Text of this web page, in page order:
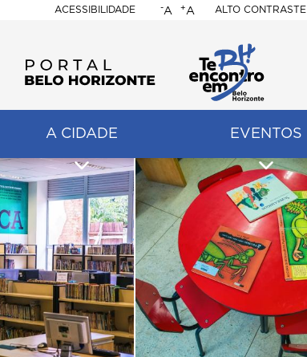
ACESSIBILIDADE
BELO
HORIZONTE
-A +A ALTO CONTRASTE
A CIDADE EVENTOS